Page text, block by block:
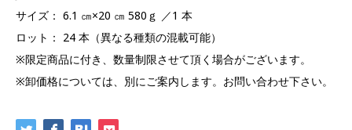
サイズ： 6.1 ㎝×20 ㎝ 580ｇ ／1 本
ロット： 24 本（異なる種類の混載可能）
※限定商品に付き、数量制限させて頂く場合がございます。
※卸価格については、別にご案内します。お問い合わせ下さい。